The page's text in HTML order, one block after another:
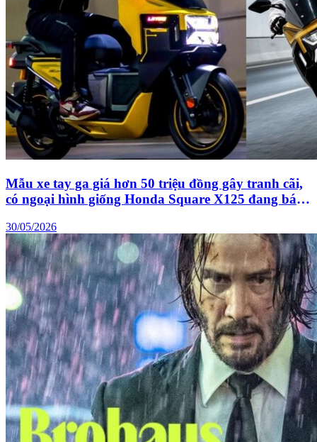
Mẫu xe tay ga giá hơn 50 triệu đồng gây tranh cãi,
có ngoại hình giống Honda Square X125 đang bán
30/05/2026